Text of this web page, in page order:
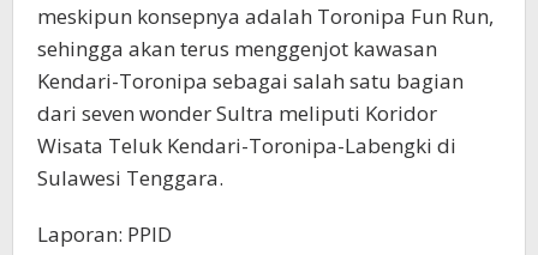
meskipun konsepnya adalah Toronipa Fun Run,
sehingga akan terus menggenjot kawasan
Kendari-Toronipa sebagai salah satu bagian
dari seven wonder Sultra meliputi Koridor
Wisata Teluk Kendari-Toronipa-Labengki di
Sulawesi Tenggara.
Laporan: PPID